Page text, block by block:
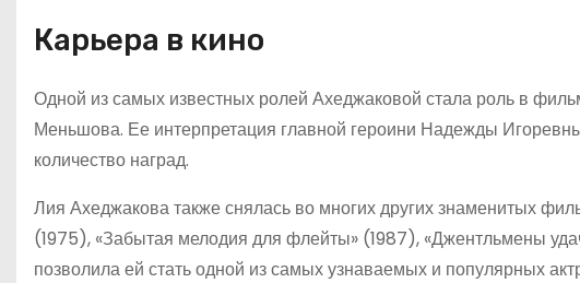
Карьера в кино
Одной из самых известных ролей Ахеджаковой стала роль в
Меньшова. Ее интерпретация главной героини Надежды
количество наград.
Лия Ахеджакова также снялась во многих других знаменитых
(1975), «Забытая мелодия для флейты» (1987), «Джентльмены
позволила ей стать одной из самых узнаваемых и популярных